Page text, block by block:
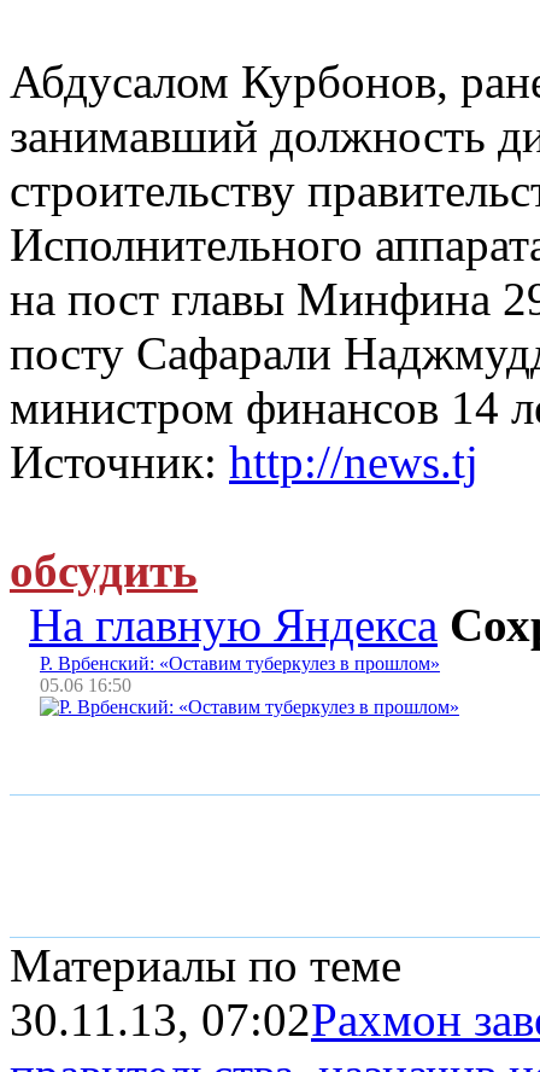
Абдусалом Курбонов,
занимавший должность
строительству
Исполнительного
на пост главы Минфина
посту Сафарали
министром финансов 14
Источник: http://news.tj
обсудить
На главную Яндекса
Р. Врбенский: «Оставим туберкулез в прошлом»
05.06 16:50
Материалы по теме
30.11.13, 07:02Рахмон